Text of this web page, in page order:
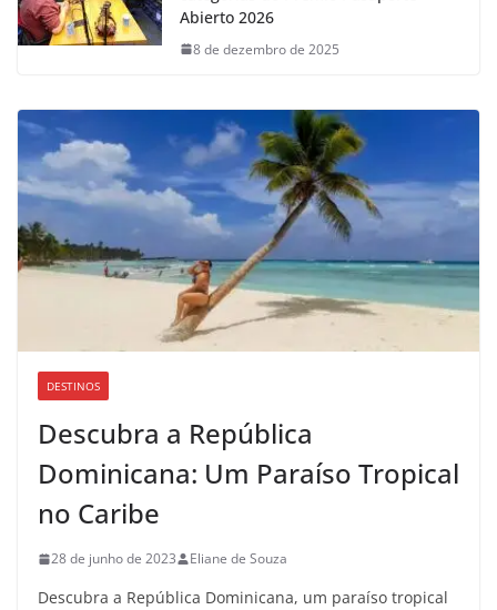
Abierto 2026
8 de dezembro de 2025
DESTINOS
Descubra a República
Dominicana: Um Paraíso Tropical
no Caribe
28 de junho de 2023 Eliane de Souza
Descubra a República Dominicana, um paraíso tropical